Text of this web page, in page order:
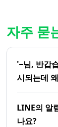
자주 묻
'~님, 반갑
시되는데
LINE의 알
나요?